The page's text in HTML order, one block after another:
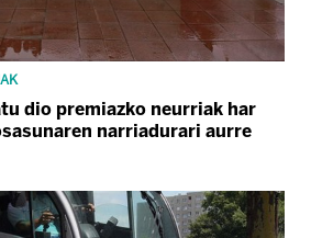
dio premiazko neurriak har
narriadurari aurre